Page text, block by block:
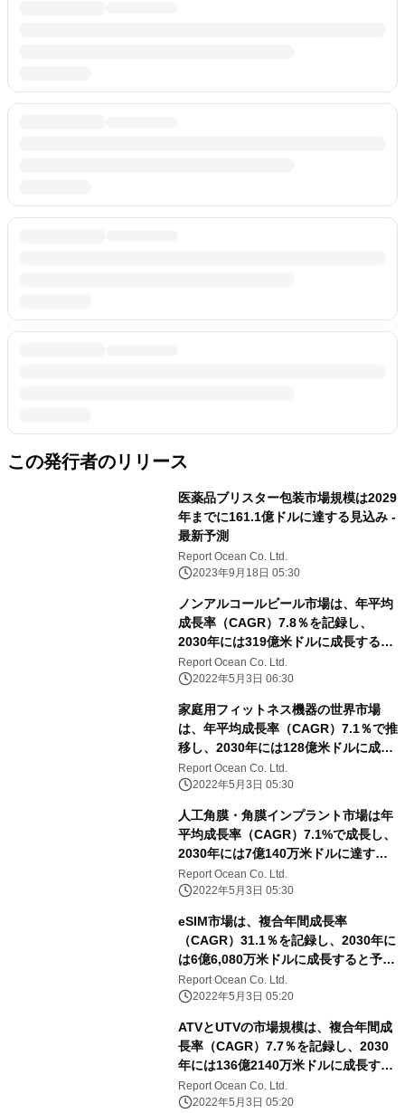
この発行者のリリース
医薬品ブリスター包装市場規模は2029
年までに161.1億ドルに達する見込み -
最新予測
Report Ocean Co. Ltd.
2023年9月18日 05:30
ノンアルコールビール市場は、年平均
成長率（CAGR）7.8％を記録し、
2030年には319億米ドルに成長すると
予測される
Report Ocean Co. Ltd.
2022年5月3日 06:30
家庭用フィットネス機器の世界市場
は、年平均成長率（CAGR）7.1％で推
移し、2030年には128億米ドルに成長
すると予測
Report Ocean Co. Ltd.
2022年5月3日 05:30
人工角膜・角膜インプラント市場は年
平均成長率（CAGR）7.1%で成長し、
2030年には7億140万米ドルに達する
と予測される
Report Ocean Co. Ltd.
2022年5月3日 05:30
eSIM市場は、複合年間成長率
（CAGR）31.1％を記録し、2030年に
は6億6,080万米ドルに成長すると予測
される
Report Ocean Co. Ltd.
2022年5月3日 05:20
ATVとUTVの市場規模は、複合年間成
長率（CAGR）7.7％を記録し、2030
年には136億2140万米ドルに成長する
と予測される
Report Ocean Co. Ltd.
2022年5月3日 05:20